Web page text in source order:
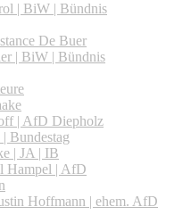
| BiW | Bündnis
De Buer
| BiW | Bündnis
| AfD Diepholz
Bundestag
| JA | IB
Hampel | AfD
Hoffmann | ehem. AfD